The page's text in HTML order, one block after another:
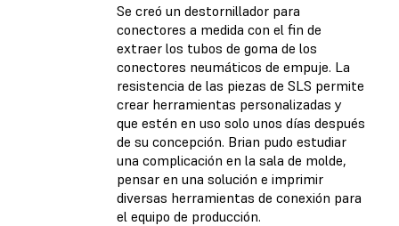
Se creó un destornillador para
conectores a medida con el fin de
extraer los tubos de goma de los
conectores neumáticos de empuje. La
resistencia de las piezas de SLS permite
crear herramientas personalizadas y
que estén en uso solo unos días después
de su concepción. Brian pudo estudiar
una complicación en la sala de molde,
pensar en una solución e imprimir
diversas herramientas de conexión para
el equipo de producción.